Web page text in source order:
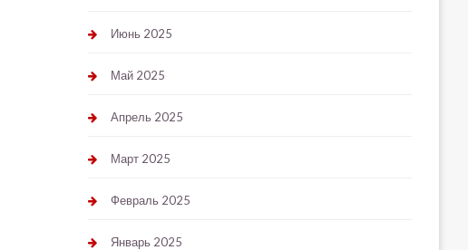
Июнь 2025
Май 2025
Апрель 2025
Март 2025
Февраль 2025
Январь 2025